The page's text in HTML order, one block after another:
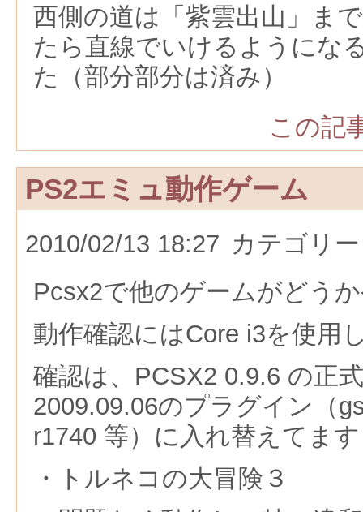
西側の道は「紫雲出山」ま
たら直線でいけるようにな
た（部分部分は済み）
この記
PS2エミュ動作ゲーム
2010/02/13 18:27 カテゴリ
Pcsx2で他のゲームがどう
動作確認にはCore i3を使用
確認は、PCSX2 0.9.6 の正
2009.09.06のプラグイン（
r1740 等）に入れ替えてます
・トルネコの大冒険３